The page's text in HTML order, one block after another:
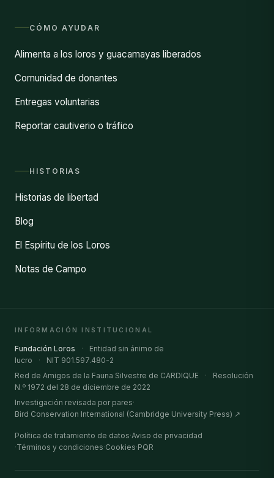
CÓMO AYUDAR
Alimenta a los loros y guacamayas liberados
Comunidad de donantes
Entregas voluntarias
Reportar cautiverio o tráfico
HISTORIAS
Historias de libertad
Blog
El Espíritu de los Loros
Notas de Campo
INFORMACIÓN INSTITUCIONAL
Fundación Loros ·
Entidad sin ánimo de
lucro
·
NIT 901.597.480-2
Red de Amigos de la Fauna Silvestre de CARDIQUE
·
Resolución
N.º 1972 del 28 de diciembre de 2022
Investigación revisada por pares·
Bird Conservation International (Cambridge University Press) ↗
Política de tratamiento de datos·Aviso de privacidad
·Términos y condiciones·Cookies·PQR